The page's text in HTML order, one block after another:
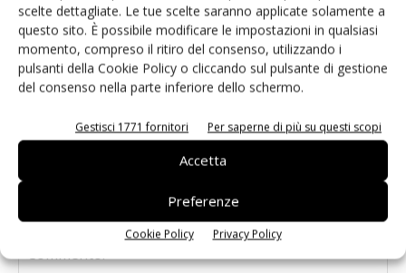
scelte dettagliate. Le tue scelte saranno applicate solamente a
questo sito. È possibile modificare le impostazioni in qualsiasi
momento, compreso il ritiro del consenso, utilizzando i
pulsanti della Cookie Policy o cliccando sul pulsante di gestione
del consenso nella parte inferiore dello schermo.
Gestisci 1771 fornitori Per saperne di più su questi scopi
Accetta
Preferenze
Cookie Policy Privacy Policy
Infineon e LS Electric alleate sulla
corrente continua per i data center AI
LASCIA UN COMMENTO